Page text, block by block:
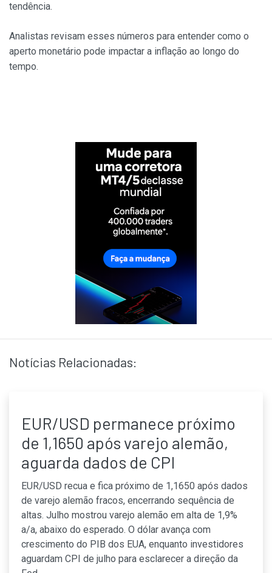
tendência.
Analistas revisam esses números para entender como o
aperto monetário pode impactar a inflação ao longo do
tempo.
Notícias Relacionadas:
EUR/USD permanece próximo
de 1,1650 após varejo alemão,
aguarda dados de CPI
EUR/USD recua e fica próximo de 1,1650 após dados
de varejo alemão fracos, encerrando sequência de
altas. Julho mostrou varejo alemão em alta de 1,9%
a/a, abaixo do esperado. O dólar avança com
crescimento do PIB dos EUA, enquanto investidores
aguardam CPI de julho para esclarecer a direção da